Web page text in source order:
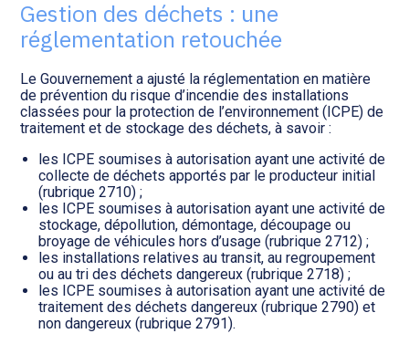
Gestion des déchets : une
réglementation retouchée
Le Gouvernement a ajusté la réglementation en matière
de prévention du risque d’incendie des installations
classées pour la protection de l’environnement (ICPE) de
traitement et de stockage des déchets, à savoir :
les ICPE soumises à autorisation ayant une activité de
collecte de déchets apportés par le producteur initial
(rubrique 2710) ;
les ICPE soumises à autorisation ayant une activité de
stockage, dépollution, démontage, découpage ou
broyage de véhicules hors d’usage (rubrique 2712) ;
les installations relatives au transit, au regroupement
ou au tri des déchets dangereux (rubrique 2718) ;
les ICPE soumises à autorisation ayant une activité de
traitement des déchets dangereux (rubrique 2790) et
non dangereux (rubrique 2791).